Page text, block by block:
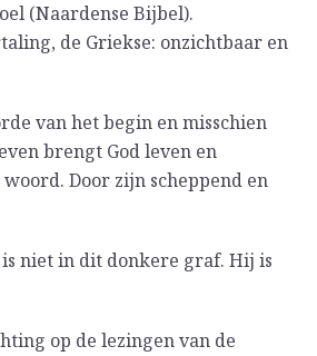
(Naardense Bijbel).
de Griekse: onzichtbaar en
van het begin en misschien
brengt God leven en
Door zijn scheppend en
niet in dit donkere graf. Hij is
op de lezingen van de